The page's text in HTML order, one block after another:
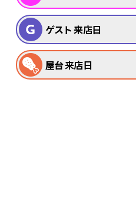
ゲスト 来店日
屋台 来店日